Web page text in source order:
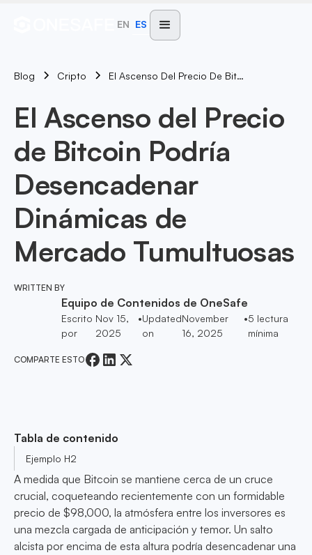
EN ES
Blog Cripto El Ascenso Del Precio De Bitcoin Podría Desencadenar Dinámicas De Mercado Tumultuosas
El Ascenso del Precio
de Bitcoin Podría
Desencadenar
Dinámicas de
Mercado Tumultuosas
WRITTEN BY
Equipo de Contenidos de OneSafe
Escrito
por
Nov 15,
2025
•Updated
on
November
16, 2025
•5 lectura
mínima
COMPARTE ESTO
Tabla de contenido
Ejemplo H2
A medida que Bitcoin se mantiene cerca de un cruce
crucial, coqueteando recientemente con un formidable
precio de $98,000, la atmósfera entre los inversores es
una mezcla cargada de anticipación y temor. Un salto
alcista por encima de esta altura podría desencadenar una